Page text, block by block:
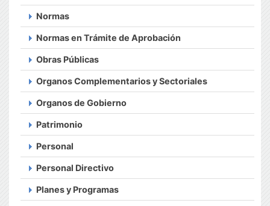
Normas
Normas en Trámite de Aprobación
Obras Públicas
Organos Complementarios y Sectoriales
Organos de Gobierno
Patrimonio
Personal
Personal Directivo
Planes y Programas